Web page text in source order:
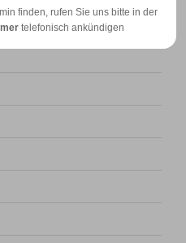
finden, rufen Sie uns bitte in der
telefonisch ankündigen